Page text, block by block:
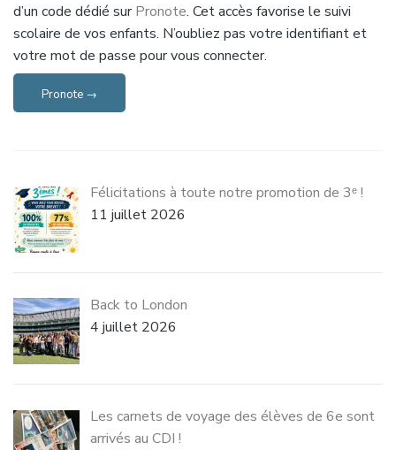
d’un code dédié surPronote. Cet accès favorise le suivi
scolaire de vos enfants. N’oubliez pas votre identifiant et
votre mot de passe pour vous connecter.
Pronote →
Félicitations à toute notre promotion de 3ᵉ !
11 juillet 2026
Back to London
4 juillet 2026
Les carnets de voyage des élèves de 6e sont
arrivés au CDI !